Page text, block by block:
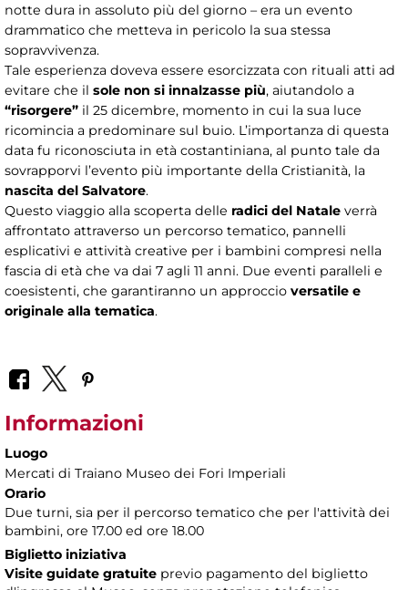
notte dura in assoluto più del giorno – era un evento
drammatico che metteva in pericolo la sua stessa
sopravvivenza.
Tale esperienza doveva essere esorcizzata con rituali atti ad
evitare che il sole non si innalzasse più, aiutandolo a
“risorgere” il 25 dicembre, momento in cui la sua luce
ricomincia a predominare sul buio. L’importanza di questa
data fu riconosciuta in età costantiniana, al punto tale da
sovrapporvi l’evento più importante della Cristianità, la
nascita del Salvatore.
Questo viaggio alla scoperta delle radici del Natale verrà
affrontato attraverso un percorso tematico, pannelli
esplicativi e attività creative per i bambini compresi nella
fascia di età che va dai 7 agli 11 anni. Due eventi paralleli e
coesistenti, che garantiranno un approccio versatile e
originale alla tematica.
Informazioni
Luogo
Mercati di Traiano Museo dei Fori Imperiali
Orario
Due turni, sia per il percorso tematico che per l'attività dei
bambini, ore 17.00 ed ore 18.00
Biglietto iniziativa
Visite guidate gratuite previo pagamento del biglietto